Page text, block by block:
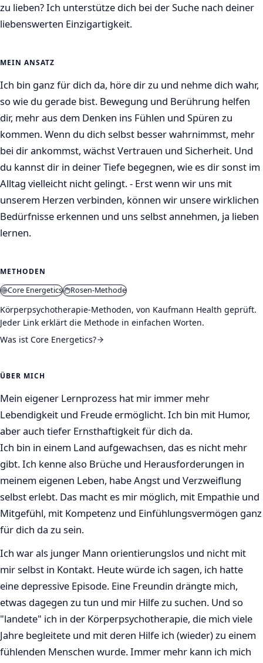
zu lieben? Ich unterstütze dich bei der Suche nach deiner
liebenswerten Einzigartigkeit.
MEIN ANSATZ
Ich bin ganz für dich da, höre dir zu und nehme dich wahr,
so wie du gerade bist. Bewegung und Berührung helfen
dir, mehr aus dem Denken ins Fühlen und Spüren zu
kommen. Wenn du dich selbst besser wahrnimmst, mehr
bei dir ankommst, wächst Vertrauen und Sicherheit. Und
du kannst dir in deiner Tiefe begegnen, wie es dir sonst im
Alltag vielleicht nicht gelingt. - Erst wenn wir uns mit
unserem Herzen verbinden, können wir unsere wirklichen
Bedürfnisse erkennen und uns selbst annehmen, ja lieben
lernen.
METHODEN
Core Energetics
Rosen-Methode
Körperpsychotherapie-Methoden, von Kaufmann Health geprüft.
Jeder Link erklärt die Methode in einfachen Worten.
Was ist Core Energetics?
ÜBER MICH
Mein eigener Lernprozess hat mir immer mehr
Lebendigkeit und Freude ermöglicht. Ich bin mit Humor,
aber auch tiefer Ernsthaftigkeit für dich da.
Ich bin in einem Land aufgewachsen, das es nicht mehr
gibt. Ich kenne also Brüche und Herausforderungen in
meinem eigenen Leben, habe Angst und Verzweiflung
selbst erlebt. Das macht es mir möglich, mit Empathie und
Mitgefühl, mit Kompetenz und Einfühlungsvermögen ganz
für dich da zu sein.
Ich war als junger Mann orientierungslos und nicht mit
mir selbst in Kontakt. Heute würde ich sagen, ich hatte
eine depressive Episode. Eine Freundin drängte mich,
etwas dagegen zu tun und mir Hilfe zu suchen. Und so
"landete" ich in der Körperpsychotherapie, die mich viele
Jahre begleitete und mit deren Hilfe ich (wieder) zu einem
fühlenden Menschen wurde. Immer mehr kann ich mich